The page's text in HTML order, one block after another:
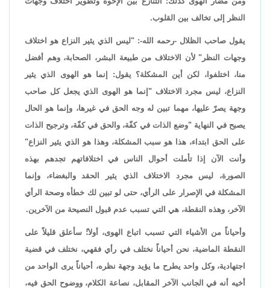
النظر إلى تخالف بين القلوب.
يقول صاحب الظلال -رحمه الله-: "ليس الذي يثير النزاع هو اختلاف
وجهات النظر" لأن الاختلاف من طبيعة البشر، الصحابة، وهم أفضل
منا، اختلفوا، لكن أين المشكلة؟ يقول: إنما هو الهوى الذي يثير
النزاع، ليس مجرد الاختلاف "إنما هو الهوى الذي يجعل كل صاحب
وجهة يصرّ عليها، مهما تبين له وجه الحق في غيرها، وإنما هو الحال
يصبح في النهاية "وضع الذات في كفّة، والحق في كفّة، وترجيح الذات
على الحق ابتداء، هذا هو سبب المشكلة، وهذا هو الذي يثير النزاع"
وأنت الآن إذا تأملت أحوال الناس في اختلافاتهم تجدهم بهذه
الصورة، ليس مجرد الاختلاف الذي يثير الحقد والبغضاء، وإنما
المشكلة في الإصرار على الرأي، حتى لو تبين لك خطأه وصحة الرأي
الآخر، وهذه النقطة، هي التي تسبب عدم قبول النصيحة من الآخرين.
وأحياناً من الأشياء التي تسبب اتباع الهوى، أولا:ً سأعلق قليلاً على
النقطة الماضية، نحن أحياناً نختلف في رأي فقهي، نختلف في قضية
اجتهادية، وكل واحد يطرح ما يؤيد وجهة نظره، أحياناً يرى الواحد من
أخيه أنه في الجانب الآخر المقابل، نصاعة الكلام، ووضوح الحق فيه،